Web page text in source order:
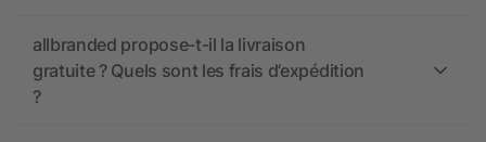
allbranded propose-t-il la livraison
gratuite ? Quels sont les frais d’expédition
?